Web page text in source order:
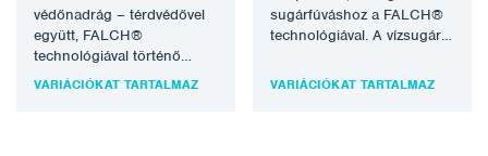
védőnadrág – térdvédővel
együtt, FALCH®
technológiával történő
vízsugaras sugárfúváshoz.
VARIÁCIÓKAT TARTALMAZ
sugárfúváshoz a FALCH®
technológiával. A vízsugár
3000 bar üzemi nyomást
VARIÁCIÓKAT TARTALMAZ